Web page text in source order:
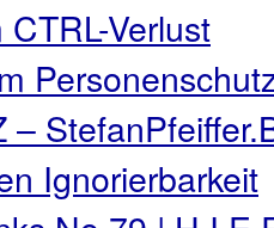
Verlust
–
Ignorierbarkeit